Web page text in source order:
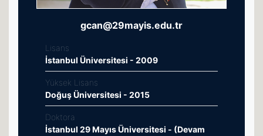
gcan@29mayis.edu.tr
Lisans
İstanbul Üniversitesi - 2009
Yüksek Lisans
Doğuş Üniversitesi - 2015
Doktora
İstanbul 29 Mayıs Üniversitesi - (Devam